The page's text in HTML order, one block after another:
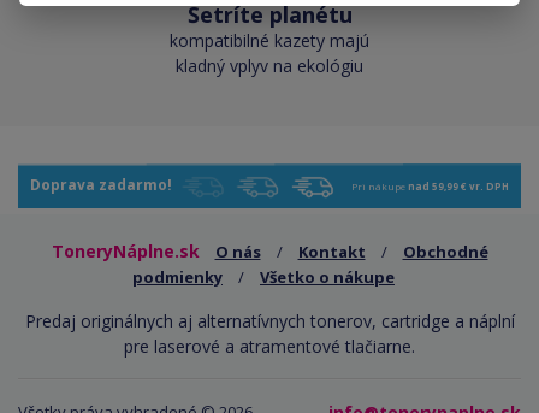
Šetríte planétu
kompatibilné kazety majú
kladný vplyv na ekológiu
Doprava zadarmo! Pri nákupe nad 59,99 € vr. DPH
ToneryNáplne.sk O nás / Kontakt /
Obchodné
podmienky
/ Všetko o nákupe
Predaj originálnych aj alternatívnych tonerov, cartridge a náplní
pre laserové a atramentové tlačiarne.